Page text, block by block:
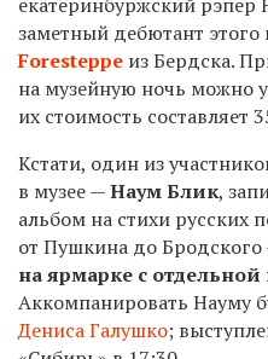
заметный дебютант этого
Foresteppe из Бердска.
на музейную ночь можно
их стоимость составляет
Кстати, один из
в музее —Наум Блик,
альбом на стихи русских
от Пушкина до
на ярмарке с
Аккомпанировать Науму
Дениса Галушко;